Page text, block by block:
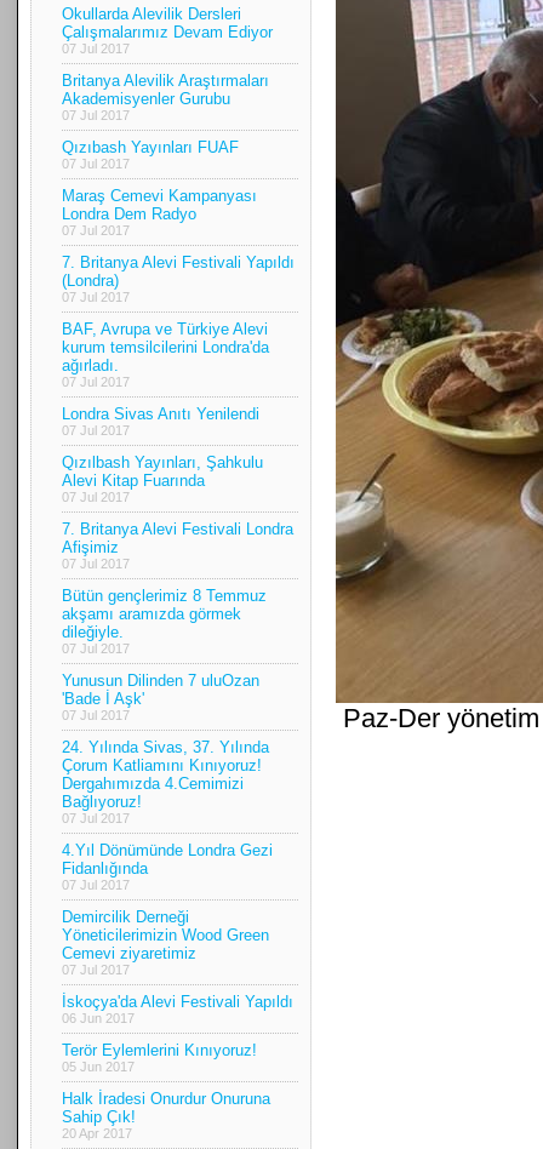
Okullarda Alevilik Dersleri
Çalışmalarımız Devam Ediyor
07 Jul 2017
Britanya Alevilik Araştırmaları
Akademisyenler Gurubu
07 Jul 2017
Qızıbash Yayınları FUAF
07 Jul 2017
Maraş Cemevi Kampanyası
Londra Dem Radyo
07 Jul 2017
7. Britanya Alevi Festivali Yapıldı
(Londra)
07 Jul 2017
BAF, Avrupa ve Türkiye Alevi
kurum temsilcilerini Londra'da
ağırladı.
07 Jul 2017
Londra Sivas Anıtı Yenilendi
07 Jul 2017
Qızılbash Yayınları, Şahkulu
Alevi Kitap Fuarında
07 Jul 2017
7. Britanya Alevi Festivali Londra
Afişimiz
07 Jul 2017
Bütün gençlerimiz 8 Temmuz
akşamı aramızda görmek
dileğiyle.
07 Jul 2017
Yunusun Dilinden 7 uluOzan
'Bade İ Aşk'
07 Jul 2017
24. Yılında Sivas, 37. Yılında
Çorum Katliamını Kınıyoruz!
Dergahımızda 4.Cemimizi
Bağlıyoruz!
07 Jul 2017
4.Yıl Dönümünde Londra Gezi
Fidanlığında
07 Jul 2017
Demircilik Derneği
Yöneticilerimizin Wood Green
Cemevi ziyaretimiz
07 Jul 2017
İskoçya'da Alevi Festivali Yapıldı
06 Jun 2017
Terör Eylemlerini Kınıyoruz!
05 Jun 2017
Halk İradesi Onurdur Onuruna
Sahip Çık!
20 Apr 2017
Paz-Der